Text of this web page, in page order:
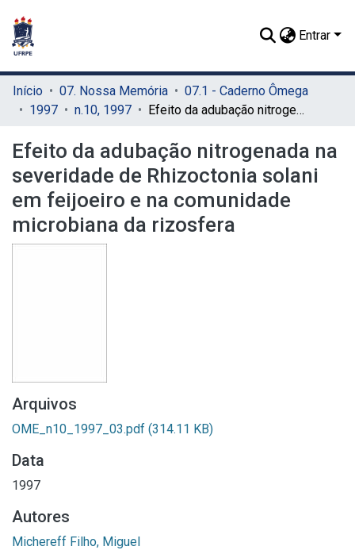
Entrar
Início 07. Nossa Memória
07.1 - Caderno Ômega
1997
n.10, 1997 Efeito da adubação nitrogenada na severidade de Rhizoctonia solani em feijoeiro e na comunidade microbiana da rizosfera
Efeito da adubação nitrogenada na
severidade de Rhizoctonia solani
em feijoeiro e na comunidade
microbiana da rizosfera
Arquivos
OME_n10_1997_03.pdf (314.11 KB)
Data
1997
Autores
Michereff Filho, Miguel